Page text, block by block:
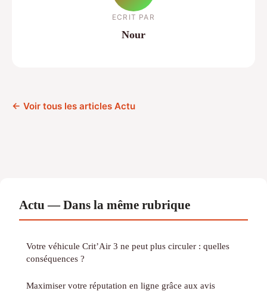
ECRIT PAR
Nour
← Voir tous les articles Actu
Actu — Dans la même rubrique
Votre véhicule Crit’Air 3 ne peut plus circuler : quelles
conséquences ?
Maximiser votre réputation en ligne grâce aux avis